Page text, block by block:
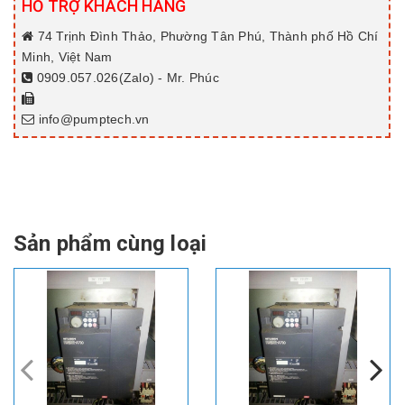
HỖ TRỢ KHÁCH HÀNG
74 Trịnh Đình Thảo, Phường Tân Phú, Thành phố Hồ Chí
Minh, Việt Nam
0909.057.026(Zalo) - Mr. Phúc
info@pumptech.vn
Sản phẩm cùng loại